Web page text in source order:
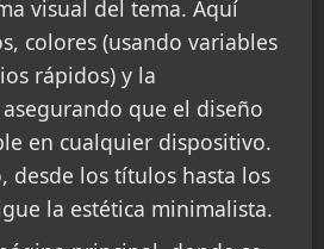
visual del tema. Aquí
colores (usando variables
rápidos) y la
que el diseño
en cualquier dispositivo.
desde los títulos hasta los
la estética minimalista.